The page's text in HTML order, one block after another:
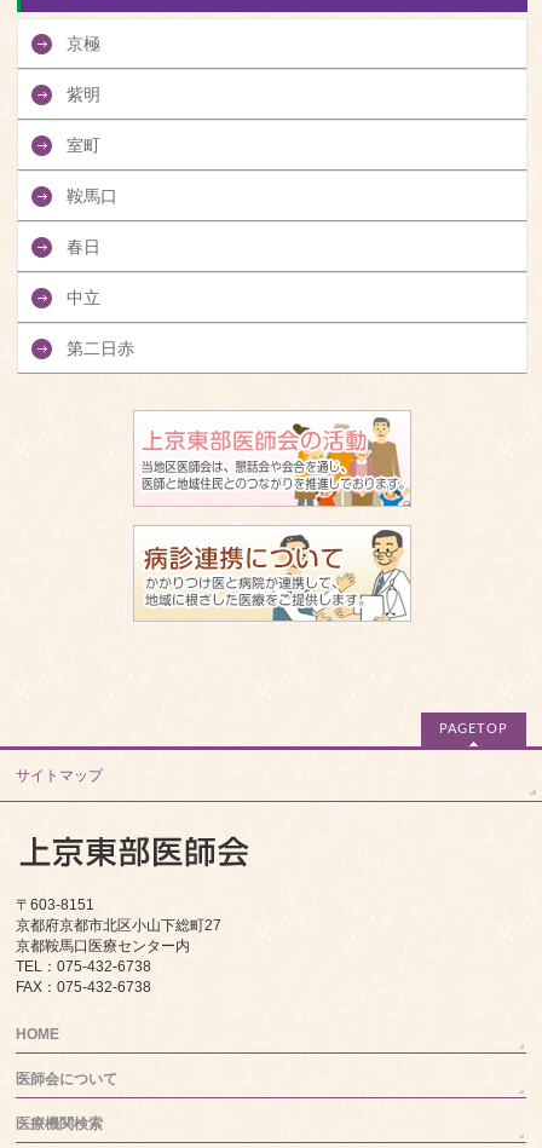
京極
紫明
室町
鞍馬口
春日
中立
第二日赤
PAGETOP
サイトマップ
〒603-8151
京都府京都市北区小山下総町27
京都鞍馬口医療センター内
TEL：075-432-6738
FAX：075-432-6738
HOME
医師会について
医療機関検索